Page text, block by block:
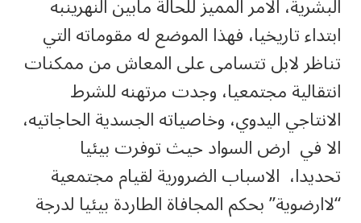
البشرية، الامر المميز للحالة مابين النهرينبه
ابتداء تاريخيا، فهذا الموضع له مقوماته التي
تناظر لابل تتسامى على المعاش من ممكنات
انتقالية مجتمعيا، وجدت مرتهنه للشرط
الانتاجي اليدوي، وخاصياته الجسدية الحاجاتيه،
الا في ارض السواد حيث توفرت بيئيا
تحديدا، الاسباب الضرورية لقيام مجتمعية
“لاارضوية” بحكم المجافاة الطاردة بيئيا لدرجة